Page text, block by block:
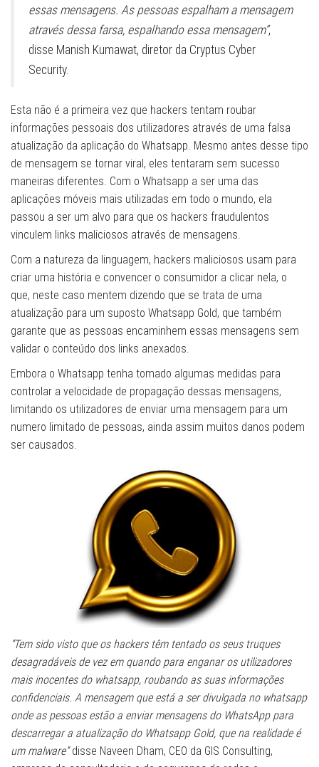
essas mensagens. As pessoas espalham a mensagem
através dessa farsa, espalhando essa mensagem”,
disse Manish Kumawat, diretor da Cryptus Cyber ​​
Security.
Esta não é a primeira vez que hackers tentam roubar
informações pessoais dos utilizadores através de uma falsa
atualização da aplicação do Whatsapp. Mesmo antes desse tipo
de mensagem se tornar viral, eles tentaram sem sucesso
maneiras diferentes. Com o Whatsapp a ser uma das
aplicações móveis mais utilizadas em todo o mundo, ela
passou a ser um alvo para que os hackers fraudulentos
vinculem links maliciosos através de mensagens.
Com a natureza da linguagem, hackers maliciosos usam para
criar uma história e convencer o consumidor a clicar nela, o
que, neste caso mentem dizendo que se trata de uma
atualização para um suposto Whatsapp Gold, que também
garante que as pessoas encaminhem essas mensagens sem
validar o conteúdo dos links anexados.
Embora o Whatsapp tenha tomado algumas medidas para
controlar a velocidade de propagação dessas mensagens,
limitando os utilizadores de enviar uma mensagem para um
numero limitado de pessoas, ainda assim muitos danos podem
ser causados.
“Tem sido visto que os hackers têm tentado os seus truques
desagradáveis ​​de vez em quando para enganar os utilizadores
mais inocentes do whatsapp, roubando as suas informações
confidenciais. A mensagem que está a ser divulgada no whatsapp
onde as pessoas estão a enviar mensagens do WhatsApp para
descarregar a atualização do Whatsapp Gold, que na realidade é
um malware”disse Naveen Dham, CEO da GIS Consulting,